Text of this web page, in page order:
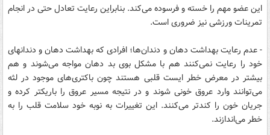
این عضو مهم را خسته و فرسوده می‌کند. بنابراین رعایت تعادل حتی در انجام
تمرینات ورزشی نیز ضروری است.
- عدم رعایت بهداشت دهان و دندان‌ها؛ افرادی که بهداشت دهان و دندانهای
خود را رعایت نمی‌کنند هم با مشکل بوی بد دهان مواجه می‌شوند و هم
بیشتر در معرض خطر ایست قلبی هستند چون باکتری‌های موجود در لثه
می‌توانند وارد عروق خونی شوند و در نتیجه مسیر عروق را باریکتر کرده و
جریان خون را کندتر می‌کنند. این تغییرات به نوبه خود سلامت قلب را به
خطر می‌اندازند.